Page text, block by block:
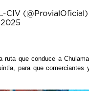
CIV (@ProvialOficial)
ruta que conduce a
para que comerciantes